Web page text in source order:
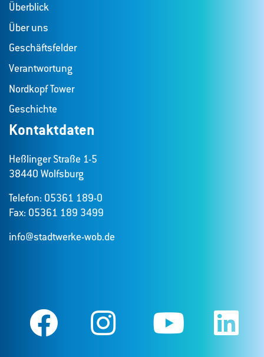
Überblick
Über uns
Geschäftsfelder
Verantwortung
Nordkopf Tower
Geschichte
Kontaktdaten
Heßlinger Straße 1-5
38440 Wolfsburg
Telefon: 05361 189-0
Fax: 05361 189 3499
info@stadtwerke-wob.de